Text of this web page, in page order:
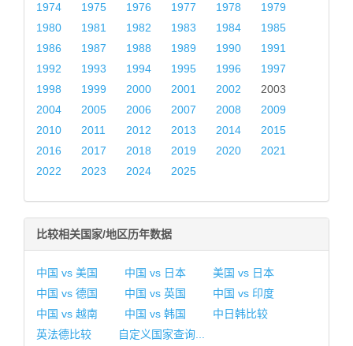
1974
1975 1976 1977 1978
1979
1980
1981 1982 1983 1984
1985
1986
1987 1988 1989 1990
1991
1992
1993 1994 1995 1996
1997
1998
1999 2000 2001 2002
2003
2004
2005 2006 2007 2008
2009
2010
2011 2012 2013 2014
2015
2016
2017 2018 2019 2020
2021
2022
2023 2024 2025
比较相关国家/地区历年数据
中国 vs 美国 中国 vs 日本
美国 vs 日本
中国 vs 德国
中国 vs 英国
中国 vs 印度
中国 vs 越南
中国 vs 韩国
中日韩比较
英法德比较
自定义国家查询...